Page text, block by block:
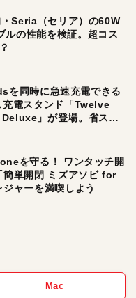
Seria（セリア）の60W
ルの性能を検証。超コス
同時に急速充電できる
電スタンド「Twelve
」が登場。省スペ
電したい人にオスス
を守る！ ワンタッチ開
簡単開閉 ミズアソビ for
ャーを満喫しよう
Mac